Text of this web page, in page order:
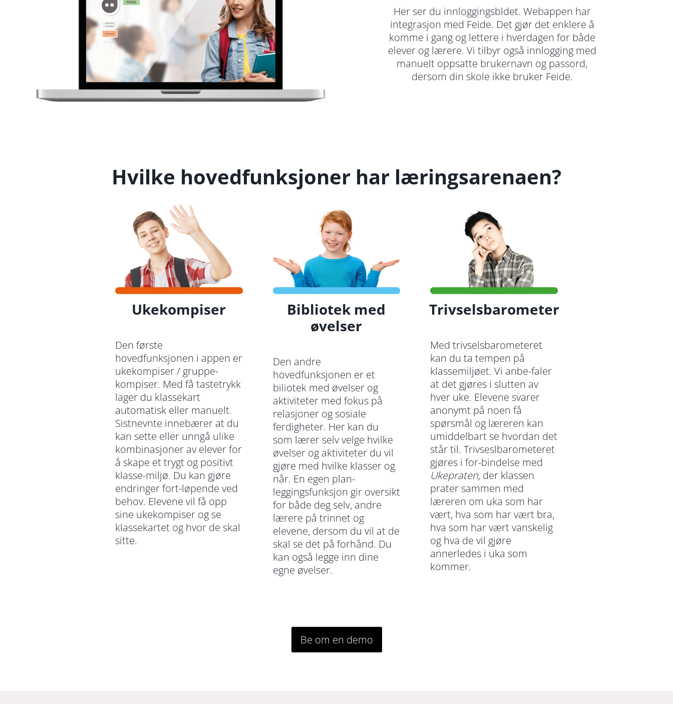
Her ser du innloggingsbldet. Webappen har
integrasjon med Feide. Det gjør det enklere å
komme i gang og lettere i hverdagen for både
elever og lærere. Vi tilbyr også innlogging med
manuelt oppsatte brukernavn og passord,
dersom din skole ikke bruker Feide.
Hvilke hovedfunksjoner har læringsarenaen?
Ukekompiser
Den første
hovedfunksjonen i appen er
ukekompiser / gruppe-
kompiser. Med få tastetrykk
lager du klassekart
automatisk eller manuelt.
Sistnevnte innebærer at du
kan sette eller unngå ulike
kombinasjoner av elever for
å skape et trygt og positivt
klasse-miljø. Du kan gjøre
endringer fort-løpende ved
behov. Elevene vil få opp
sine ukekompiser og se
klassekartet og hvor de skal
sitte.
Bibliotek med
øvelser
Den andre
hovedfunksjonen er et
biliotek med øvelser og
aktiviteter med fokus på
relasjoner og sosiale
ferdigheter. Her kan du
som lærer selv velge hvilke
øvelser og aktiviteter du vil
gjøre med hvilke klasser og
når. En egen plan-
leggingsfunksjon gir oversikt
for både deg selv, andre
lærere på trinnet og
elevene, dersom du vil at de
skal se det på forhånd. Du
kan også legge inn dine
egne øvelser.
Trivselsbarometer
Med trivselsbarometeret
kan du ta tempen på
klassemiljøet. Vi anbe-faler
at det gjøres i slutten av
hver uke. Elevene svarer
anonymt på noen få
spørsmål og læreren kan
umiddelbart se hvordan det
står til. Trivseslbarometeret
gjøres i for-bindelse med
Ukepraten, der klassen
prater sammen med
læreren om uka som har
vært, hva som har vært bra,
hva som har vært vanskelig
og hva de vil gjøre
annerledes i uka som
kommer.
Be om en demo